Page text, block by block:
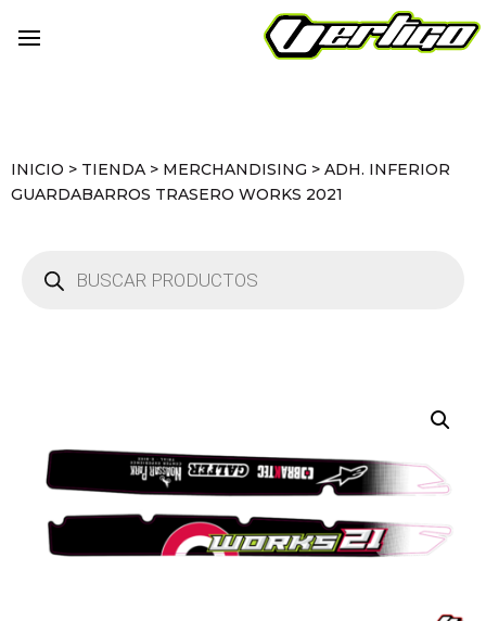
INICIO > TIENDA > MERCHANDISING > ADH. INFERIOR
GUARDABARROS TRASERO WORKS 2021
productos